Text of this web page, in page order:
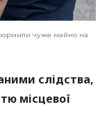
чуже майно на
слідства,
місцевої